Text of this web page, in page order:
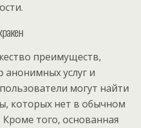
преимуществ,
услуг и
могут найти
которых нет в обычном
того, основанная